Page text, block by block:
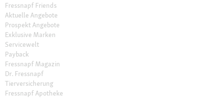
Fressnapf Friends
Aktuelle Angebote
Prospekt Angebote
Exklusive Marken
Servicewelt
Payback
Fressnapf Magazin
Dr. Fressnapf
Tierversicherung
Fressnapf Apotheke